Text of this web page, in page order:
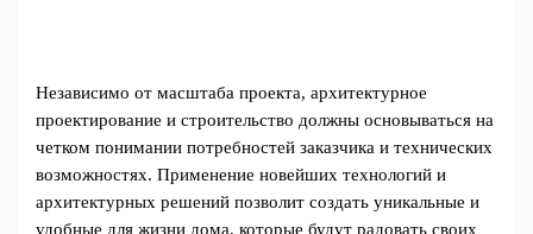
Независимо от масштаба проекта, архитектурное
проектирование и строительство должны основываться на
четком понимании потребностей заказчика и технических
возможностях. Применение новейших технологий и
архитектурных решений позволит создать уникальные и
удобные для жизни дома, которые будут радовать своих